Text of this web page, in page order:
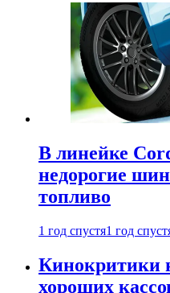
В линейке
недорогие
топливо
1 год спустя1 год
Кинокритики
хороших